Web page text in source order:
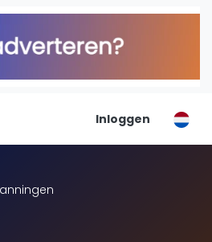
Inloggen